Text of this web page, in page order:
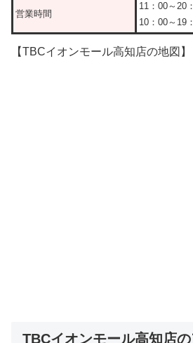
営業時間
11：00～20
10：00～19
【TBCイオンモール高知店の地図】
TBCイオンモール高知店